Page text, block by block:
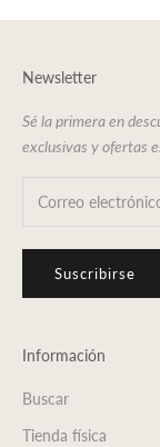
Newsletter
Sé la primera en
exclusivas y ofertas
Suscribirse
Información
Buscar
Tienda física